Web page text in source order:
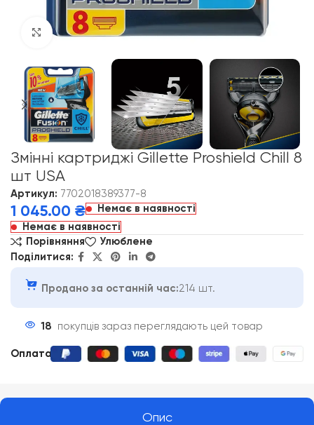
Click to enlarge
Змінні картриджі Gillette Proshield Chill 8
шт USA
Артикул: 7702018389377-8
1 045.00 ₴
Немає в наявності
Немає в наявності
Порівняння
Улюблене
Поділитися:
Продано за останній час:214 шт.
18 покупців зараз переглядають цей товар
Оплата
Опис